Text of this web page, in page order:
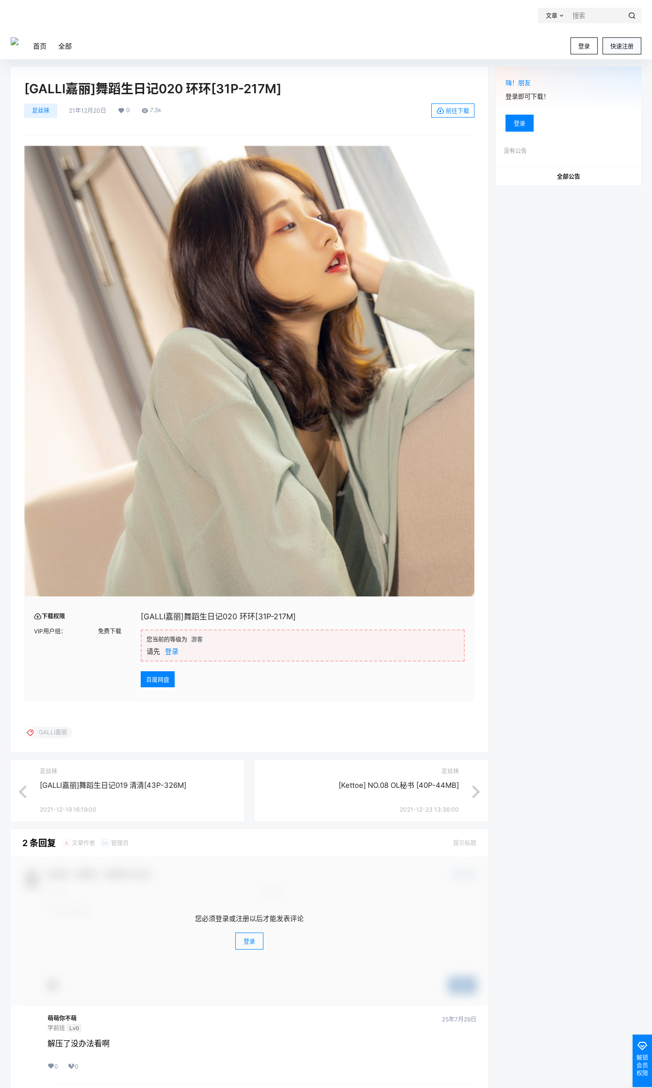
文章
登录 快速注册
首页 全部
[GALLI嘉丽]舞蹈生日记020 环环[31P-217M]
足丝袜 21年12月20日 0 7.3k 前往下载
下载权限
VIP用户组： 免费下载
[GALLI嘉丽]舞蹈生日记020 环环[31P-217M]
您当前的等级为 游客
请先 登录
百度网盘
GALLI嘉丽
足丝袜
[GALLI嘉丽]舞蹈生日记019 清清[43P-326M]
2021-12-19 16:19:00
足丝袜
[Kettoe] NO.08 OL秘书 [40P-44MB]
2021-12-23 13:36:00
2 条回复 A 文章作者 M 管理员 提示标题
您必须登录或注册以后才能发表评论
登录
萌萌你不萌
学前班 Lv0
25年7月29日
解压了没办法看啊
0 0
嗨！朋友
登录即可下载！
登录
没有公告
全部公告
解锁
会员
权限